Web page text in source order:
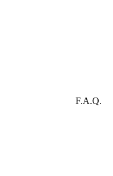
F.A.Q.